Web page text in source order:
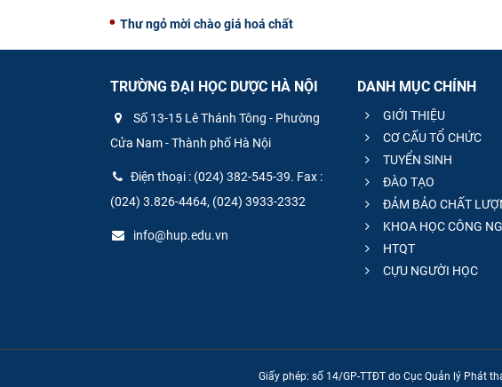
Thư ngỏ mời chào giá hoá chất
TRƯỜNG ĐẠI HỌC DƯỢC HÀ NỘI
Số 13-15 Lê Thánh Tông - Phường
Cửa Nam - Thành phố Hà Nội
Điện thoại : (024) 382-545-39. Fax :
(024) 3.826-4464, (024) 3933-2332
info@hup.edu.vn
DANH MỤC CHÍNH
GIỚI THIỆU
CƠ CẤU TỔ CHỨC
TUYỂN SINH
ĐÀO TẠO
ĐẢM BẢO CHẤT
KHOA HỌC CÔNG
HTQT
CỰU NGƯỜI HỌC
Giấy phép: số 14/GP-TTĐT do Cục Quản lý Phát